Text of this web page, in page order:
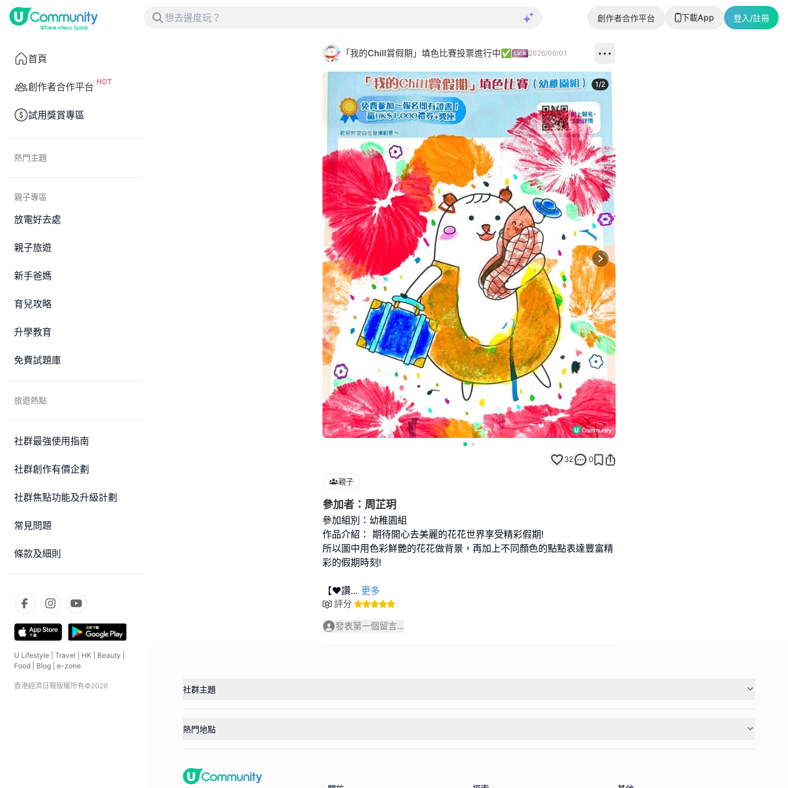
創作者合作平台 下載App 登入/註冊
首頁
創作者合作平台
試用獎賞專區
熱門主題
親子專區
放電好去處
親子旅遊
新手爸媽
育兒攻略
升學教育
免費試題庫
旅遊熱點
社群最強使用指南
社群創作有價企劃
社群焦點功能及升級計劃
常見問題
條款及細則
U Lifestyle Travel HK Beauty
Food
Blog e-zone
香港經濟日報版權所有©2026
「我的Chill賞假期」填色比賽投票進行中✅ 2026/06/01
Next slide
1/2
32 0
親子
參加者：周芷玥
參加組別：幼稚園組
作品介紹： 期待開心去美麗的花花世界享受精彩假期!
所以圖中用色彩鮮艷的花花做背景，再加上不同顏色的點點表達豐富精
彩的假期時刻!
【❤️讚... 更多
評分
發表第一個留言...
社群主題
熱門地點